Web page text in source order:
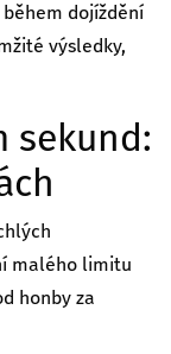
dojíždění
výsledky,
sekund:
malého limitu
honby za